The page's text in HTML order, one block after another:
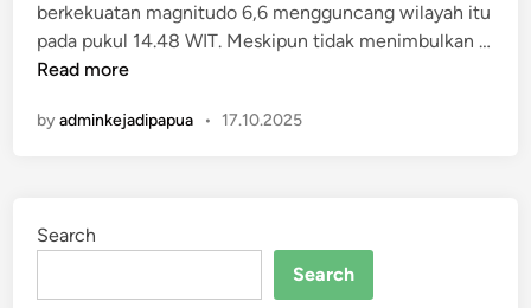
berkekuatan magnitudo 6,6 mengguncang wilayah itu
pada pukul 14.48 WIT. ​Meskipun tidak menimbulkan …
S
r
e
d
Read more
byadminkejadipapua • 17.10.2025
Search
Search